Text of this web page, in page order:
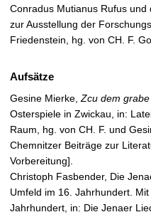
Conradus Mutianus Rufus
zur Ausstellung der
Friedenstein, hg. von CH. F.
Aufsätze
Gesine Mierke,Zcu dem
Osterspiele in Zwickau, in:
Raum, hg. von CH. F. und
Chemnitzer Beiträge zur
Vorbereitung].
Christoph Fasbender, Die
Umfeld im 16. Jahrhundert.
Jahrhundert, in: Die Jenaer